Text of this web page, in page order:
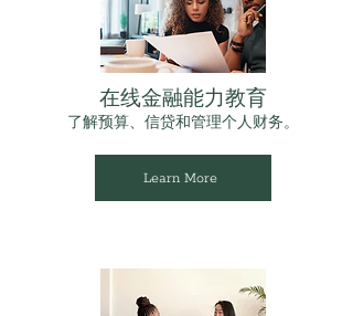
在线金融能力教育
了解预算、信贷和管理个人财务。
Learn More